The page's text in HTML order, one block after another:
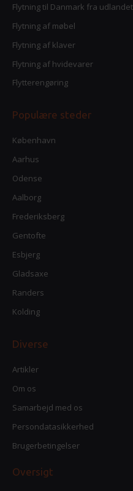
Flytning til Danmark fra udlandet
Flytning af møbel
Flytning af klaver
Flytning af hvidevarer
Flytterengøring
Populære steder
København
Aarhus
Odense
Aalborg
Frederiksberg
Gentofte
Esbjerg
Gladsaxe
Randers
Kolding
Diverse
Artikler
Om os
Samarbejd med os
Persondatasikkerhed
Brugerbetingelser
Oversigt